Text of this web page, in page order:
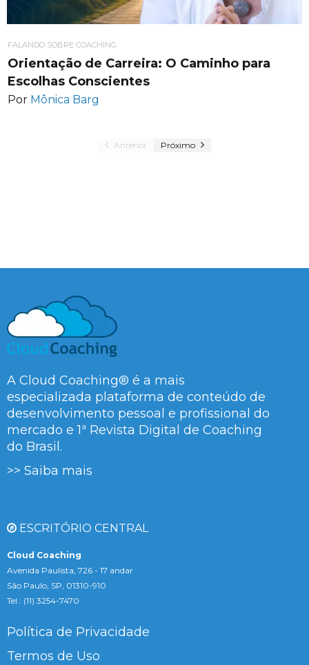
FALANDO SOBRE COACHING
Orientação de Carreira: O Caminho para
Escolhas Conscientes
Por Mônica Barg
Anterior Próximo
A Cloud Coaching® é a mais
especializada plataforma de conteúdo de
desenvolvimento pessoal e profissional do
mercado e 1ª Revista Digital de Coaching
do Brasil.
>> Saiba mais
ESCRITÓRIO CENTRAL
Cloud Coaching
Avenida Paulista, 726 - 17 andar
São Paulo, SP, 01310-910
Tel.: (11) 3254-7470
Política de Privacidade
Termos de Uso